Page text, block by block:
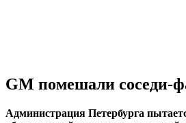
GM помешали соседи-
Администрация Петербурга